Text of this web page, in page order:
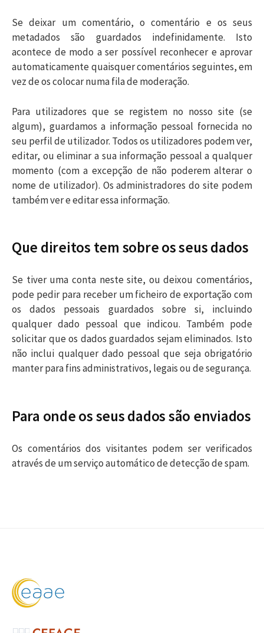
Se deixar um comentário, o comentário e os seus
metadados são guardados indefinidamente. Isto
acontece de modo a ser possível reconhecer e aprovar
automaticamente quaisquer comentários seguintes, em
vez de os colocar numa fila de moderação.
Para utilizadores que se registem no nosso site (se
algum), guardamos a informação pessoal fornecida no
seu perfil de utilizador. Todos os utilizadores podem ver,
editar, ou eliminar a sua informação pessoal a qualquer
momento (com a excepção de não poderem alterar o
nome de utilizador). Os administradores do site podem
também ver e editar essa informação.
Que direitos tem sobre os seus dados
Se tiver uma conta neste site, ou deixou comentários,
pode pedir para receber um ficheiro de exportação com
os dados pessoais guardados sobre si, incluindo
qualquer dado pessoal que indicou. Também pode
solicitar que os dados guardados sejam eliminados. Isto
não inclui qualquer dado pessoal que seja obrigatório
manter para fins administrativos, legais ou de segurança.
Para onde os seus dados são enviados
Os comentários dos visitantes podem ser verificados
através de um serviço automático de detecção de spam.